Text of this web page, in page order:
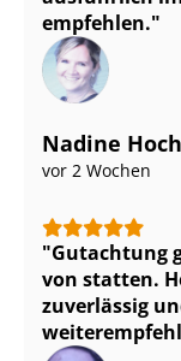
empfehlen.
Nadine Hoch
vor 2 Wochen
Gutachtung
von statten.
zuverlässig